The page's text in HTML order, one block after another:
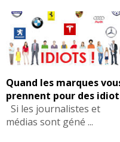
Quand les marques
prennent pour des
Si les journalistes et
médias sont géné ...